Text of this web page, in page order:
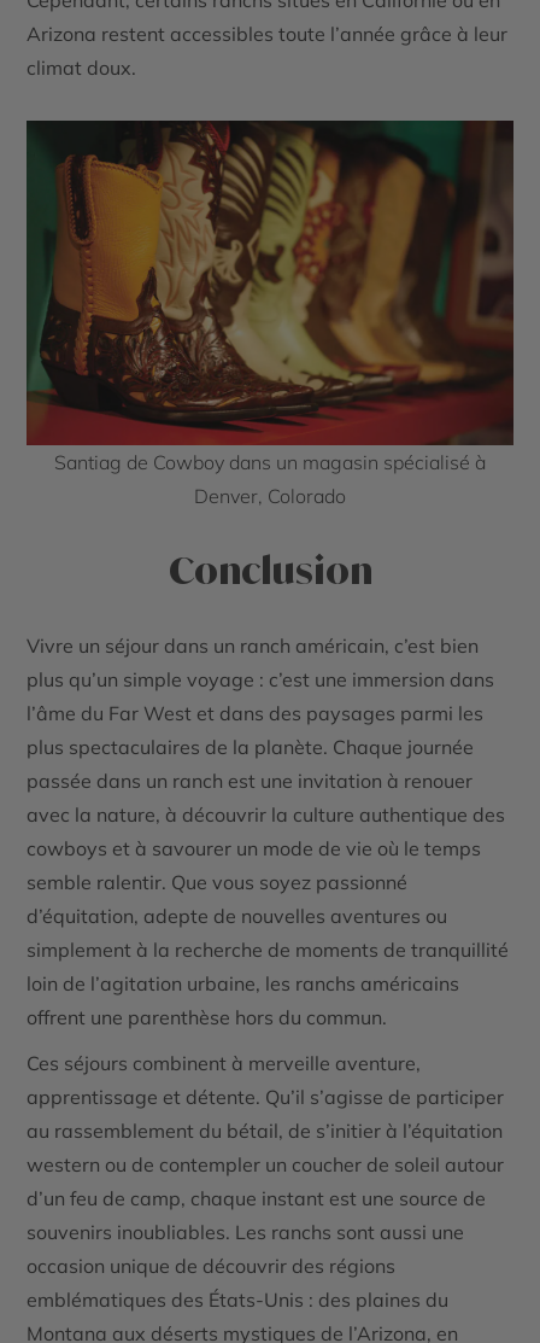
Arizona restent accessibles toute l’année grâce à leur
climat doux.
Santiag de Cowboy dans un magasin spécialisé à
Denver, Colorado
Conclusion
Vivre un séjour dans un ranch américain, c’est bien
plus qu’un simple voyage : c’est une immersion dans
l’âme du Far West et dans des paysages parmi les
plus spectaculaires de la planète. Chaque journée
passée dans un ranch est une invitation à renouer
avec la nature, à découvrir la culture authentique des
cowboys et à savourer un mode de vie où le temps
semble ralentir. Que vous soyez passionné
d’équitation, adepte de nouvelles aventures ou
simplement à la recherche de moments de tranquillité
loin de l’agitation urbaine, les ranchs américains
offrent une parenthèse hors du commun.
Ces séjours combinent à merveille aventure,
apprentissage et détente. Qu’il s’agisse de participer
au rassemblement du bétail, de s’initier à l’équitation
western ou de contempler un coucher de soleil autour
d’un feu de camp, chaque instant est une source de
souvenirs inoubliables. Les ranchs sont aussi une
occasion unique de découvrir des régions
emblématiques des États-Unis : des plaines du
Montana aux déserts mystiques de l’Arizona, en